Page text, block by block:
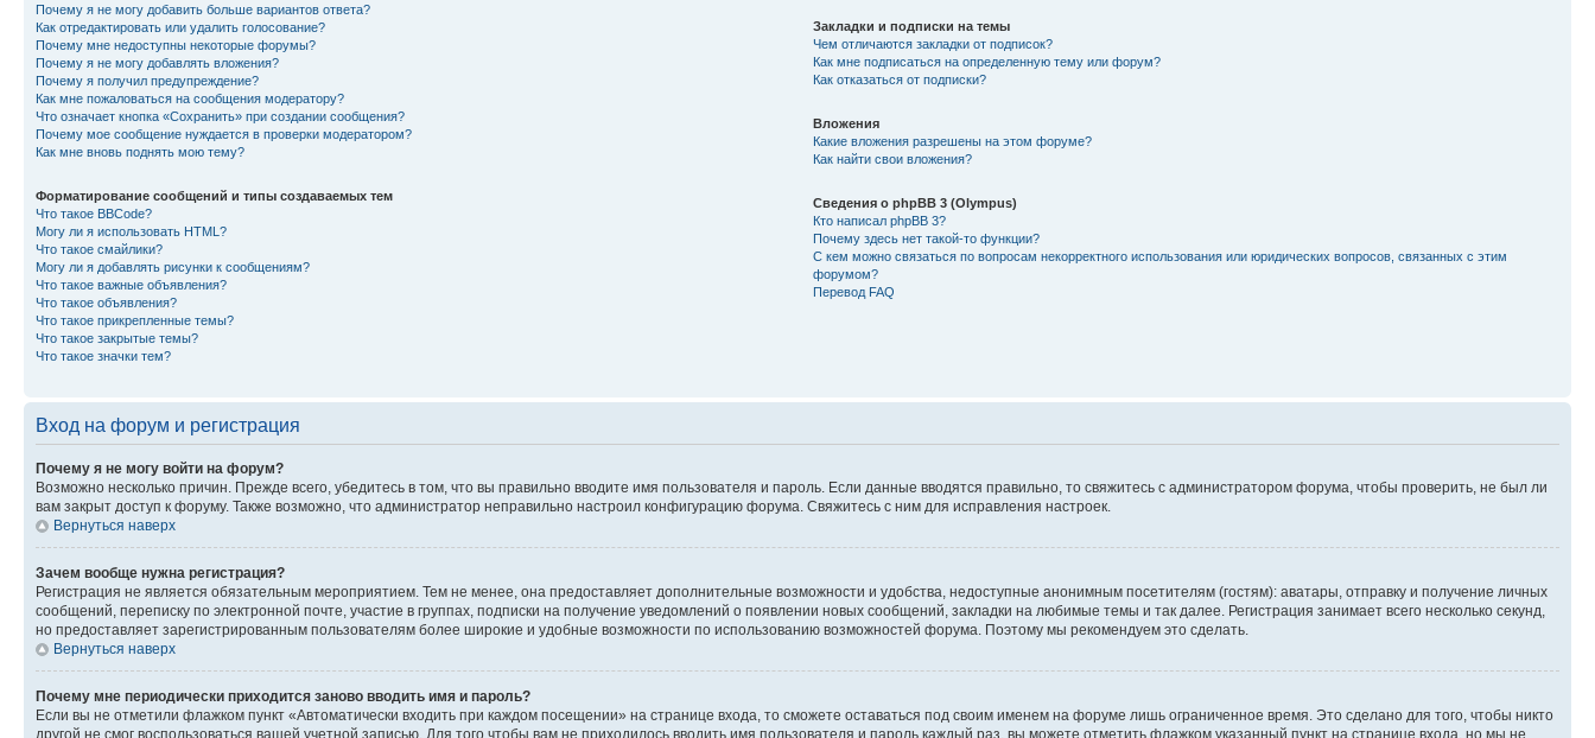
Почему я не могу добавить больше вариантов ответа?
Как отредактировать или удалить голосование?
Почему мне недоступны некоторые форумы?
Почему я не могу добавлять вложения?
Почему я получил предупреждение?
Как мне пожаловаться на сообщения модератору?
Что означает кнопка «Сохранить» при создании сообщения?
Почему мое сообщение нуждается в проверки модератором?
Как мне вновь поднять мою тему?
Форматирование сообщений и типы создаваемых тем
Что такое BBCode?
Могу ли я использовать HTML?
Что такое смайлики?
Могу ли я добавлять рисунки к сообщениям?
Что такое важные объявления?
Что такое объявления?
Что такое прикрепленные темы?
Что такое закрытые темы?
Что такое значки тем?
Закладки и подписки на темы
Чем отличаются закладки от подписок?
Как мне подписаться на определенную тему или форум?
Как отказаться от подписки?
Вложения
Какие вложения разрешены на этом форуме?
Как найти свои вложения?
Сведения о phpBB 3 (Olympus)
Кто написал phpBB 3?
Почему здесь нет такой-то функции?
С кем можно связаться по вопросам некорректного использования или юридических вопросов, связанных с этим
форумом?
Перевод FAQ
Вход на форум и регистрация
Почему я не могу войти на форум?
Возможно несколько причин. Прежде всего, убедитесь в том, что вы правильно вводите имя пользователя и пароль. Если данные вводятся правильно, то свяжитесь с администратором форума, чтобы проверить, не был ли
вам закрыт доступ к форуму. Также возможно, что администратор неправильно настроил конфигурацию форума. Свяжитесь с ним для исправления настроек.
Вернуться наверх
Зачем вообще нужна регистрация?
Регистрация не является обязательным мероприятием. Тем не менее, она предоставляет дополнительные возможности и удобства, недоступные анонимным посетителям (гостям): аватары, отправку и получение личных
сообщений, переписку по электронной почте, участие в группах, подписки на получение уведомлений о появлении новых сообщений, закладки на любимые темы и так далее. Регистрация занимает всего несколько секунд,
но предоставляет зарегистрированным пользователям более широкие и удобные возможности по использованию возможностей форума. Поэтому мы рекомендуем это сделать.
Вернуться наверх
Почему мне периодически приходится заново вводить имя и пароль?
Если вы не отметили флажком пункт «Автоматически входить при каждом посещении» на странице входа, то сможете оставаться под своим именем на форуме лишь ограниченное время. Это сделано для того, чтобы никто
другой не смог воспользоваться вашей учетной записью. Для того чтобы вам не приходилось вводить имя пользователя и пароль каждый раз, вы можете отметить флажком указанный пункт на странице входа, но мы не